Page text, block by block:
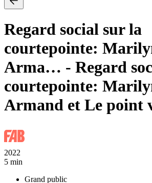
Regard social sur la
courtepointe:
Arma… - Regard
courtepointe:
Armand et Le point
2022
5 min
Grand public